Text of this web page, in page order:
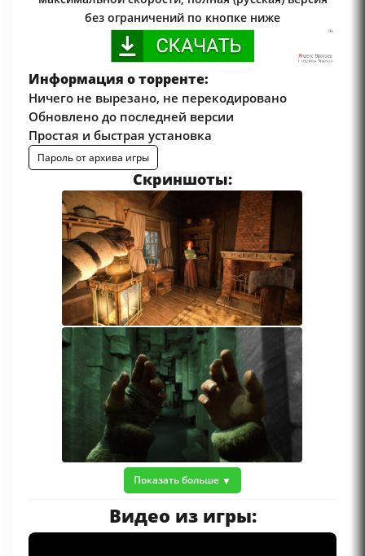
без ограничений по кнопке ниже
Информация о торренте:
Ничего не вырезано, не перекодировано
Обновлено до последней версии
Простая и быстрая установка
Пароль от архива игры
Скриншоты:
Показать больше
Видео из игры: